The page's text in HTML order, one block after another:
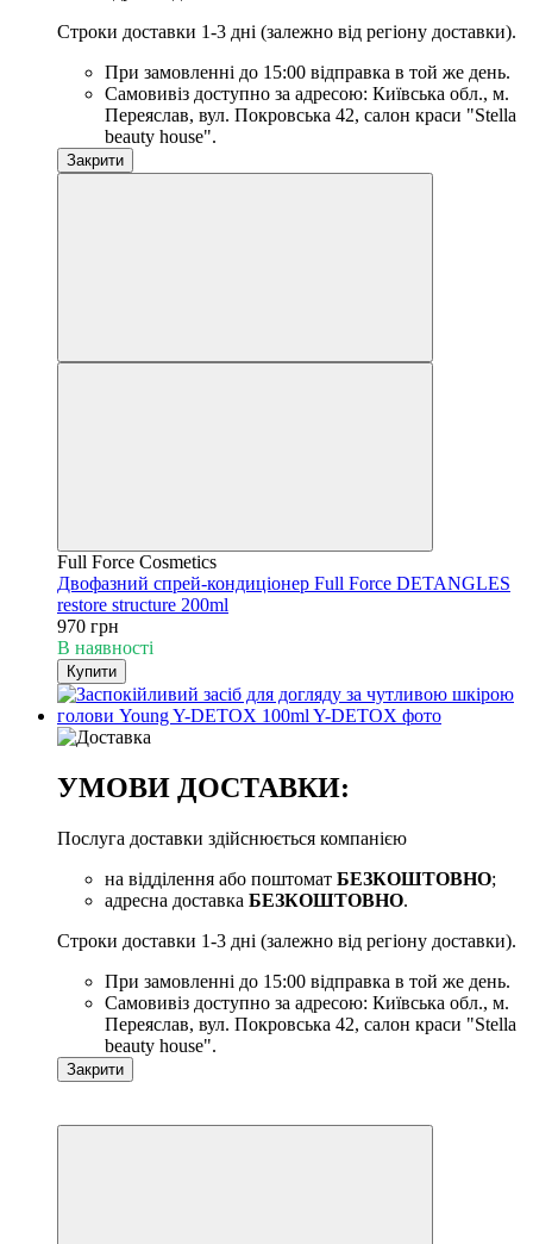
Строки доставки 1-3 дні (залежно від регіону доставки).
При замовленні до 15:00 відправка в той же день.
Самовивіз доступно за адресою: Київська обл., м.
Переяслав, вул. Покровська 42, салон краси "Stella
beauty house".
Закрити
Full Force Cosmetics
Двофазний спрей-кондиціонер Full Force DETANGLES
restore structure 200ml
970 грн
В наявності
Купити
УМОВИ ДОСТАВКИ:
Послуга доставки здійснюється компанією
на відділення або поштомат БЕЗКОШТОВНО;
адресна доставка БЕЗКОШТОВНО.
Строки доставки 1-3 дні (залежно від регіону доставки).
При замовленні до 15:00 відправка в той же день.
Самовивіз доступно за адресою: Київська обл., м.
Переяслав, вул. Покровська 42, салон краси "Stella
beauty house".
Закрити